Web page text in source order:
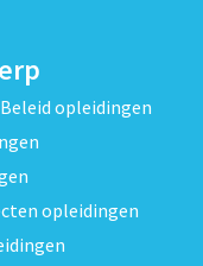
opleidingen
opleidingen